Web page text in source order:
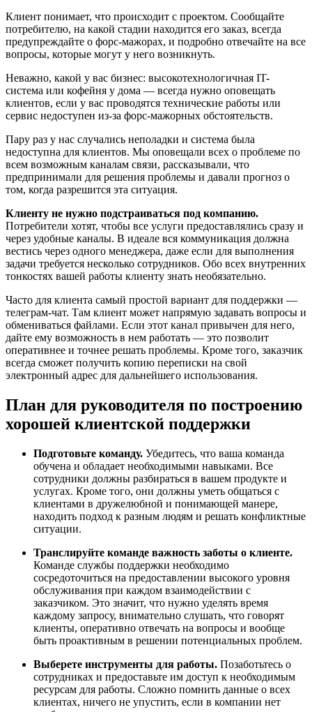
Клиент понимает, что происходит с проектом. Сообщайте
потребителю, на какой стадии находится его заказ, всегда
предупреждайте о форс-мажорах, и подробно отвечайте на все
вопросы, которые могут у него возникнуть.
Неважно, какой у вас бизнес: высокотехнологичная IT-
система или кофейня у дома — всегда нужно оповещать
клиентов, если у вас проводятся технические работы или
сервис недоступен из-за форс-мажорных обстоятельств.
Пару раз у нас случались неполадки и система была
недоступна для клиентов. Мы оповещали всех о проблеме по
всем возможным каналам связи, рассказывали, что
предпринимали для решения проблемы и давали прогноз о
том, когда разрешится эта ситуация.
Клиенту не нужно подстраиваться под компанию.
Потребители хотят, чтобы все услуги предоставлялись сразу и
через удобные каналы. В идеале вся коммуникация должна
вестись через одного менеджера, даже если для выполнения
задачи требуется несколько сотрудников. Обо всех внутренних
тонкостях вашей работы клиенту знать необязательно.
Часто для клиента самый простой вариант для поддержки —
телеграм-чат. Там клиент может напрямую задавать вопросы и
обмениваться файлами. Если этот канал привычен для него,
дайте ему возможность в нем работать — это позволит
оперативнее и точнее решать проблемы. Кроме того, заказчик
всегда сможет получить копию переписки на свой
электронный адрес для дальнейшего использования.
План для руководителя по построению
хорошей клиентской поддержки
Подготовьте команду. Убедитесь, что ваша команда
обучена и обладает необходимыми навыками. Все
сотрудники должны разбираться в вашем продукте и
услугах. Кроме того, они должны уметь общаться с
клиентами в дружелюбной и понимающей манере,
находить подход к разным людям и решать конфликтные
ситуации.
Транслируйте команде важность заботы о клиенте.
Команде службы поддержки необходимо
сосредоточиться на предоставлении высокого уровня
обслуживания при каждом взаимодействии с
заказчиком. Это значит, что нужно уделять время
каждому запросу, внимательно слушать, что говорят
клиенты, оперативно отвечать на вопросы и вообще
быть проактивным в решении потенциальных проблем.
Выберете инструменты для работы. Позаботьтесь о
сотрудниках и предоставьте им доступ к необходимым
ресурсам для работы. Сложно помнить данные о всех
клиентах, ничего не упустить, если в компании нет